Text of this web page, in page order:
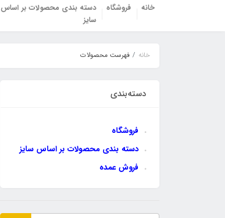
خانه فروشگاه
دسته بندی محصولات بر اساس
سایز
خانه فهرست محصولات
دسته‌بندی
فروشگاه
دسته بندی محصولات بر اساس سایز
فروش عمده